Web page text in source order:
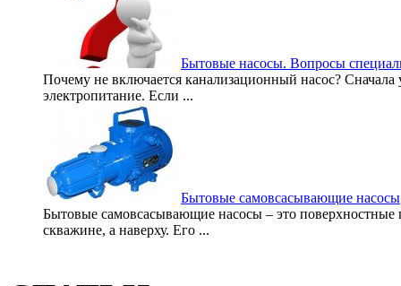
Бытовые насосы. Вопросы
Почему не включается канализационный насос?
электропитание. Если ...
Бытовые самовсасывающие насосы
Бытовые самовсасывающие насосы – это поверхностные
скважине, а наверху. Его ...